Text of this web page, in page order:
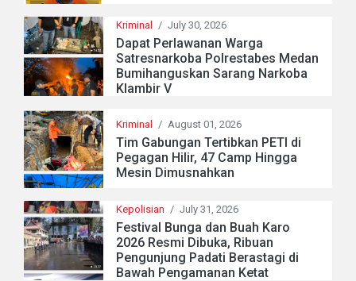
Kriminal / July 30, 2026
Dapat Perlawanan Warga
Satresnarkoba Polrestabes Medan
Bumihanguskan Sarang Narkoba
Klambir V
Kriminal / August 01, 2026
Tim Gabungan Tertibkan PETI di
Pegagan Hilir, 47 Camp Hingga
Mesin Dimusnahkan
Kepolisian / July 31, 2026
Festival Bunga dan Buah Karo
2026 Resmi Dibuka, Ribuan
Pengunjung Padati Berastagi di
Bawah Pengamanan Ketat